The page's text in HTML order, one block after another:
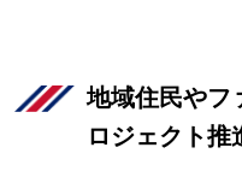
地域住民やフ
ロジェクト推